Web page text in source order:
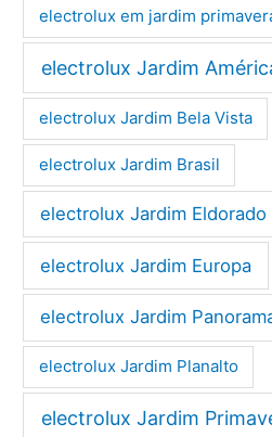
electrolux em jardim
electrolux Jardim
electrolux Jardim Bela Vista
electrolux Jardim Brasil
electrolux Jardim Eldorado
electrolux Jardim Europa
electrolux Jardim
electrolux Jardim Planalto
electrolux Jardim